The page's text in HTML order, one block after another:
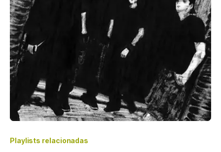
Playlists relacionadas